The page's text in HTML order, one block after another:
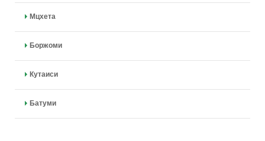
Мцхета
Боржоми
Кутаиси
Батуми